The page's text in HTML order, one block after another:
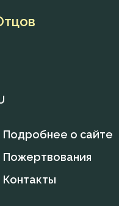
Подробнее о сайте
Пожертвования
Контакты